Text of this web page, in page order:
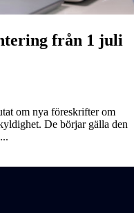
från 1 juli
om nya föreskrifter om
De börjar gälla den